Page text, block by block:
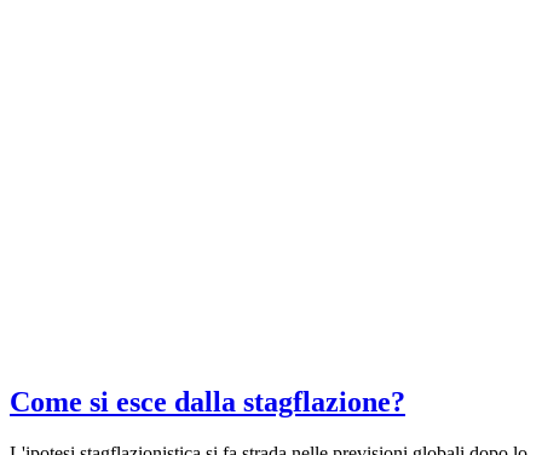
Come si esce dalla stagflazione?